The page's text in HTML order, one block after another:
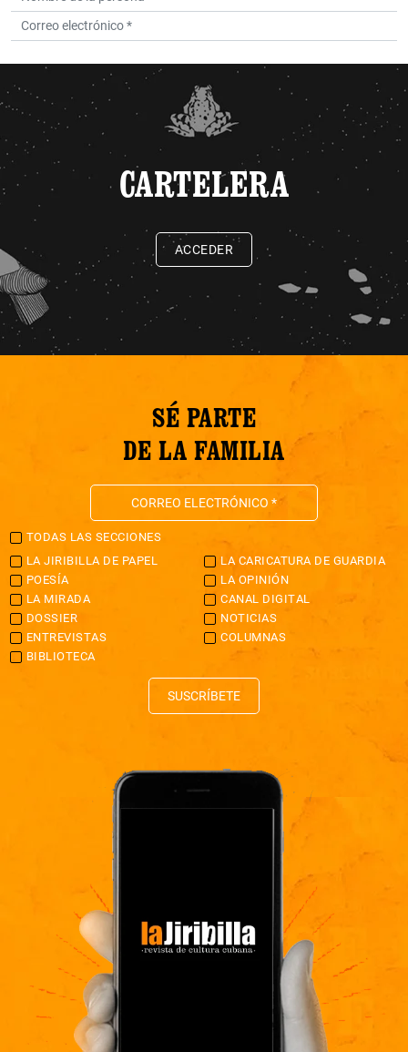
CARTELERA
ACCEDER
SÉ PARTE
DE LA FAMILIA
TODAS LAS SECCIONES
LA JIRIBILLA DE PAPEL
LA CARICATURA DE GUARDIA
POESÍA
LA OPINIÓN
LA MIRADA
CANAL DIGITAL
DOSSIER
NOTICIAS
ENTREVISTAS
COLUMNAS
BIBLIOTECA
SUSCRÍBETE